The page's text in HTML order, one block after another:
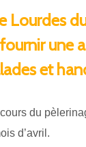
Lourdes
une
et
du
d’avril.